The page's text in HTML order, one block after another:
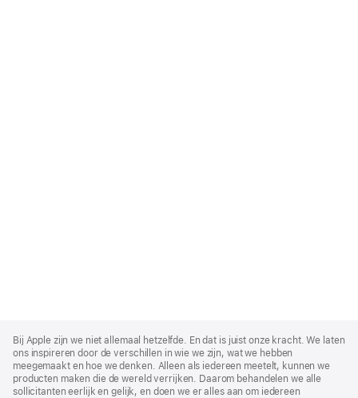
Footer
Bij Apple zijn we niet allemaal hetzelfde. En dat is juist onze kracht. We laten
ons inspireren door de verschillen in wie we zijn, wat we hebben
meegemaakt en hoe we denken. Alleen als iedereen meetelt, kunnen we
producten maken die de wereld verrijken. Daarom behandelen we alle
sollicitanten eerlijk en gelijk, en doen we er alles aan om iedereen